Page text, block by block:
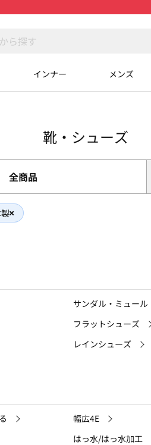
インナー メンズ
靴・シューズ
全商品
サンダル・ミュール
フラットシューズ
レインシューズ
幅広4E
はっ水/はっ水加工